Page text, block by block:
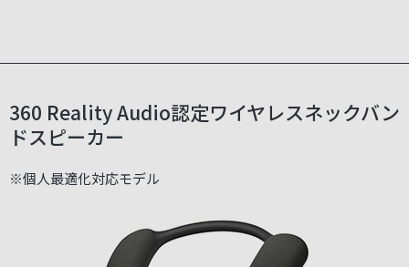
360 Reality Audio認定ワイヤレスネックバン
ドスピーカー
※個人最適化対応モデル